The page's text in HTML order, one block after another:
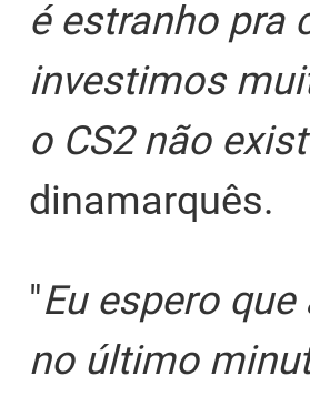
é estranho pra
investimos
o CS2 não
dinamarquês.
"Eu espero
no último